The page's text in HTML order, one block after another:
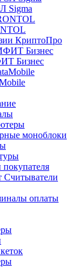
Sigma
КриптоПро
Бизнес
моноблоки
Считыватели
оплаты